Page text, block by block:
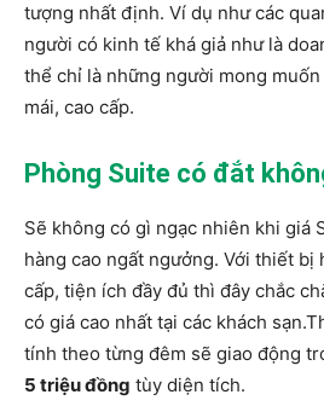
tượng nhất định. Ví dụ như các
người có kinh tế khá giả như là
thể chỉ là những người mong
mái, cao cấp.
Phòng Suite có đắt
Sẽ không có gì ngạc nhiên khi giá
hàng cao ngất ngưởng. Với thiết bị
cấp, tiện ích đầy đủ thì đây chắc
có giá cao nhất tại các khách
tính theo từng đêm sẽ giao động
5 triệu đồng tùy diện tích.